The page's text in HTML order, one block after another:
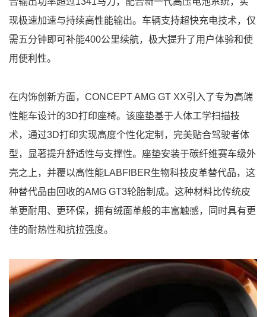
现极速加速与持续高性能输出。车辆支持超快充电技术，仅
需五分钟即可补能400公里续航，极大提升了用户体验和使
用便利性。
在内饰创新方面，CONCEPT AMG GT XX引入了专为高端
性能车设计的3D打印座椅。该座垫基于人体工学扫描技
术，通过3D打印实现高度个性化定制，完美贴合驾驶者体
型，显著提升舒适性与支撑性。座垫安装于碳纤维赛车级外
壳之上，并覆以高性能LABFIBER生物科技皮革替代品，这
种替代品由回收的AMG GT3轮胎制成。这种材料比传统皮
革更耐用、更环保，拥有绒面革般的丰富触感，同时具有更
佳的耐热性和抗拉强度。